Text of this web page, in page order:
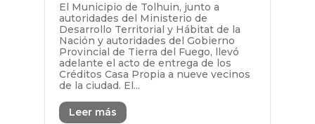
El Municipio de Tolhuin, junto a
autoridades del Ministerio de
Desarrollo Territorial y Hábitat de la
Nación y autoridades del Gobierno
Provincial de Tierra del Fuego, llevó
adelante el acto de entrega de los
Créditos Casa Propia a nueve vecinos
de la ciudad. El...
Leer más